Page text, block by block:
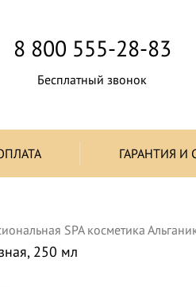
8 800 555-28-83
Бесплатный звонок
ГАРАНТИЯ И
SPA косметика
250 мл